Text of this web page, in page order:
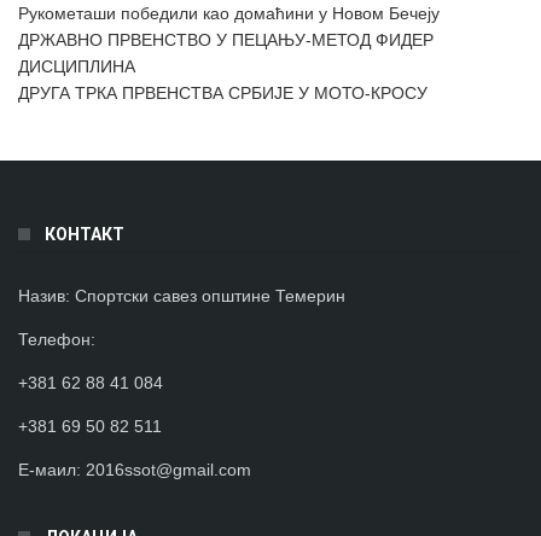
Рукометаши победили као домаћини у Новом Бечеју
ДРЖАВНО ПРВЕНСТВО У ПЕЦАЊУ-МЕТОД ФИДЕР
ДИСЦИПЛИНА
ДРУГА ТРКА ПРВЕНСТВА СРБИЈЕ У МОТО-КРОСУ
КОНТАКТ
Назив: Спортски савез општине Темерин
Телефон:
+381 62 88 41 084
+381 69 50 82 511
Е-маил: 2016ssot@gmail.com